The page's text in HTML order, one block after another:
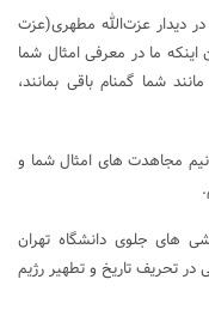
عزت‌الله مطهری(عزت
اینکه ما در معرفی امثال شما
شما گمنام باقی بمانند،
مجاهدت های امثال شما و
های جلوی دانشگاه تهران
تحریف تاریخ و تطهیر رژیم